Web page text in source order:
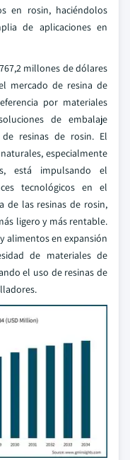
en rosin, haciéndolos
de aplicaciones en
millones de dólares
mercado de resina de
por materiales
de embalaje
resinas de rosin. El
especialmente
está impulsando el
tecnológicos en el
de las resinas de rosin,
ligero y más rentable.
alimentos en expansión
de materiales de
el uso de resinas de